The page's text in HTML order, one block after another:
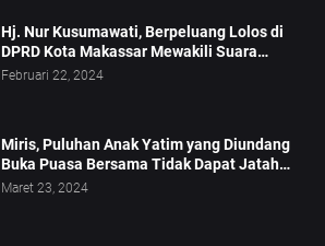
Hj. Nur Kusumawati, Berpeluang Lolos di
DPRD Kota Makassar Mewakili Suara
Perempuan Dapil 2
Februari 22, 2024
Miris, Puluhan Anak Yatim yang Diundang
Buka Puasa Bersama Tidak Dapat Jatah
Makan dan Infaq
Maret 23, 2024